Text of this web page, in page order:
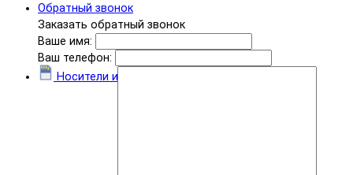
Обратный звонок
Заказать обратный звонок
Ваше имя:
Ваш телефон:
Носители информации